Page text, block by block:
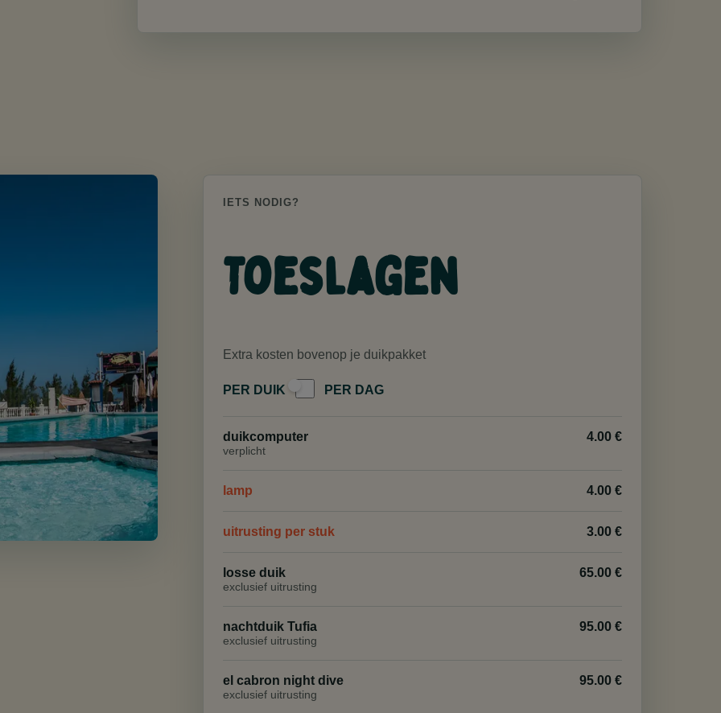
IETS NODIG?
Toeslagen
Extra kosten bovenop je duikpakket
PER DUIK PER DAG
duikcomputer
verplicht
4.00 €
lamp 4.00 €
uitrusting per stuk 3.00 €
losse duik
exclusief uitrusting
65.00 €
nachtduik Tufia
exclusief uitrusting
95.00 €
el cabron night dive
exclusief uitrusting
95.00 €